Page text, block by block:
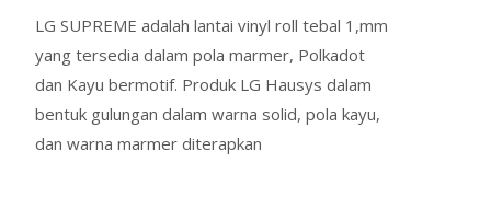
LG SUPREME adalah lantai vinyl roll tebal 1,mm
yang tersedia dalam pola marmer, Polkadot
dan Kayu bermotif. Produk LG Hausys dalam
bentuk gulungan dalam warna solid, pola kayu,
dan warna marmer diterapkan